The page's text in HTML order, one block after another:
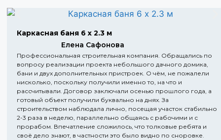
Каркасная баня 6 х 2.3 м
Елена Сафонова
Профессиональная строительная компания. Обращались по
вопросу реализации проекта небольшого дачного домика,
бани и двух дополнительных пристроек. О чём, не пожалели
нисколько, поскольку получили именно то, на что и
рассчитывали. Договор заключали осенью прошлого года, а
готовый объект получили буквально на днях. За
строительством наблюдала лично, посещая участок стабильно
2-3 раза в неделю, параллельно общаясь с рабочими и с
прорабом. Впечатление сложилось, что толковые ребята и
своё дело знают, в частности это было видно по сноровке.